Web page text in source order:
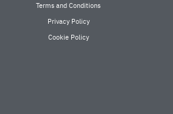
Terms and Conditions
Privacy Policy
Cookie Policy